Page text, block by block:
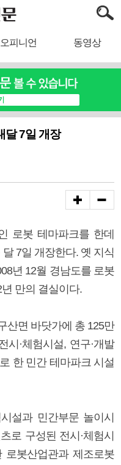
오피니언 동영상
달 7일 개장
로봇 테마파크를 한데
달 7일 개장한다. 옛 지식
년 12월 경남도를 로봇
만의 결실이다.
산면 바닷가에 총 125만
시·체험시설, 연구·개발
한 민간 테마파크 시설
설과 민간부문 놀이시
로 구성된 전시·체험시
로봇산업관과 제조로봇